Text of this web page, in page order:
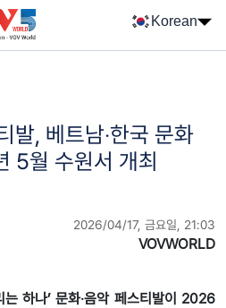
Korean
발, 베트남‧한국 문화
5월 수원서 개최
2026/04/17, 금요일, 21:03
VOVWORLD
하나’ 문화‧음악 페스티발이 2026